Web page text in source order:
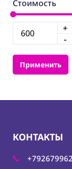
Стоимость
+
-
Применить
КОНТАКТЫ